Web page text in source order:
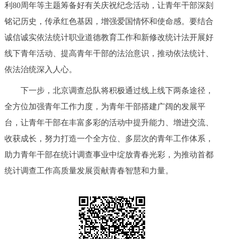
走进北京
绿色北京
ENGLISH 한국어 日本語
DEUTSCH FRANÇAIS РУССКИЙ ЯЗЫК
利80周年等主题筹备好有关庆祝纪念活动，让青年干部深刻
铭记历史，传承红色基因，增强爱国情怀和使命感。要结合
诚信诚实依法统计职业道德教育工作和新修改统计法开展好
线下青年活动、提高青年干部的法治意识，推动依法统计、
依法治统深入人心。
下一步，北京调查总队将积极通过线上线下两条途径，
全方位加强青年工作力度，为青年干部搭建广阔的发展平
台，让青年干部在丰富多彩的活动中提升能力、增进交流、
收获成长，努力打造一个全方位、多层次的青年工作体系，
助力青年干部在统计调查事业中绽放青春光彩，为推动首都
统计调查工作高质量发展贡献青春智慧和力量。